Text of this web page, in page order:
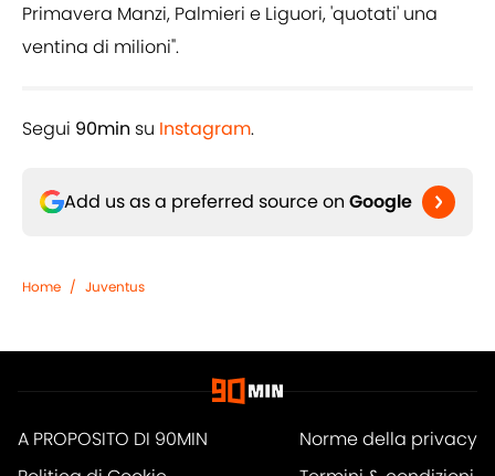
Primavera Manzi, Palmieri e Liguori, 'quotati' una
ventina di milioni".
Segui 90min su Instagram.
Add us as a preferred source on Google
Home / Juventus
A PROPOSITO DI 90MIN
Norme della privacy